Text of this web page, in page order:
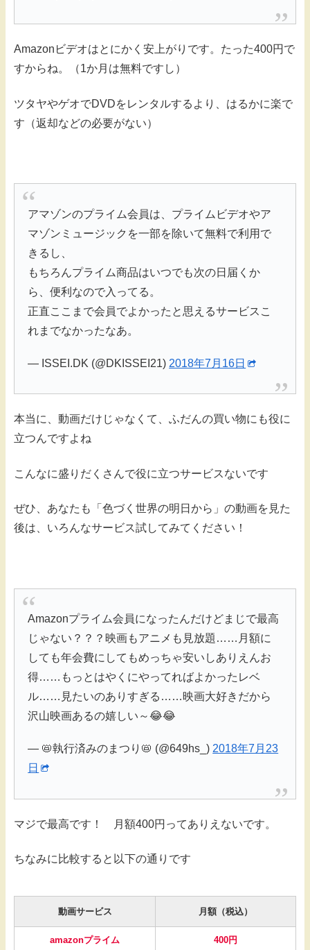
Amazonビデオはとにかく安上がりです。たった400円で
すからね。（1か月は無料ですし）
ツタヤやゲオでDVDをレンタルするより、はるかに楽で
す（返却などの必要がない）
アマゾンのプライム会員は、プライムビデオやア
マゾンミュージックを一部を除いて無料で利用で
きるし、
もちろんプライム商品はいつでも次の日届くか
ら、便利なので入ってる。
正直ここまで会員でよかったと思えるサービスこ
れまでなかったなあ。
— ISSEI.DK (@DKISSEI21) 2018年7月16日
本当に、動画だけじゃなくて、ふだんの買い物にも役に
立つんですよね
こんなに盛りだくさんで役に立つサービスないです
ぜひ、あなたも「色づく世界の明日から」の動画を見た
後は、いろんなサービス試してみてください！
Amazonプライム会員になったんだけどまじで最高
じゃない？？？映画もアニメも見放題……月額に
しても年会費にしてもめっちゃ安いしありえんお
得……もっとはやくにやってればよかったレベ
ル……見たいのありすぎる……映画大好きだから
沢山映画あるの嬉しい～😂😂
— 📛執行済みのまつり📛 (@649hs_) 2018年7月23
日
マジで最高です！ 月額400円ってありえないです。
ちなみに比較すると以下の通りです
動画サービス 月額（税込）
amazonプライム 400円